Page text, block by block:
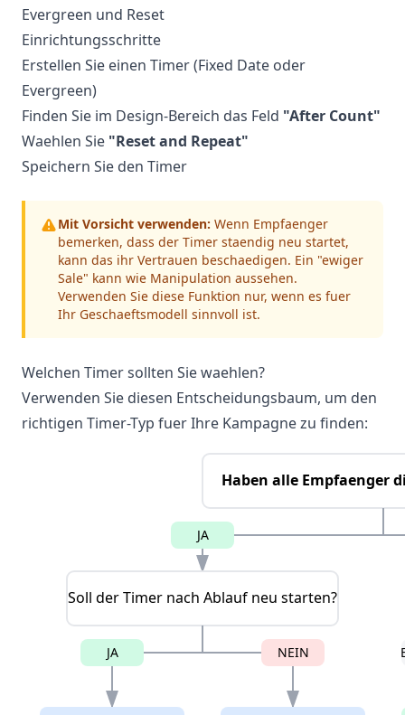
Evergreen und Reset
Einrichtungsschritte
Erstellen Sie einen Timer (Fixed Date oder
Evergreen)
Finden Sie im Design-Bereich das Feld "After Count"
Waehlen Sie "Reset and Repeat"
Speichern Sie den Timer
Mit Vorsicht verwenden: Wenn Empfaenger
bemerken, dass der Timer staendig neu startet,
kann das ihr Vertrauen beschaedigen. Ein "ewiger
Sale" kann wie Manipulation aussehen.
Verwenden Sie diese Funktion nur, wenn es fuer
Ihr Geschaeftsmodell sinnvoll ist.
Welchen Timer sollten Sie waehlen?
Verwenden Sie diesen Entscheidungsbaum, um den
richtigen Timer-Typ fuer Ihre Kampagne zu finden:
Haben alle Empfaenger
JA
Soll der Timer nach Ablauf neu starten?
JA NEIN